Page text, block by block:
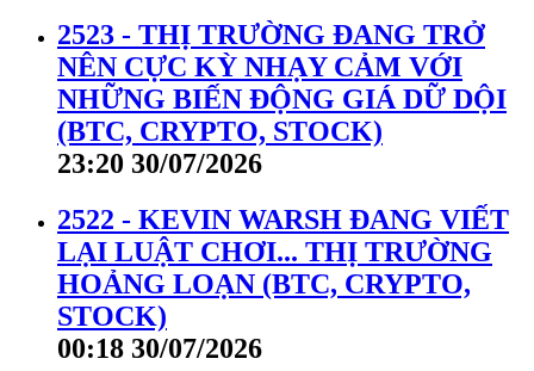
2523 - THỊ TRƯỜNG ĐANG TRỞ
NÊN CỰC KỲ NHẠY CẢM VỚI
NHỮNG BIẾN ĐỘNG GIÁ DỮ DỘI
(BTC, CRYPTO, STOCK)
23:20 30/07/2026
2522 - KEVIN WARSH ĐANG VIẾT
LẠI LUẬT CHƠI... THỊ TRƯỜNG
HOẢNG LOẠN (BTC, CRYPTO,
STOCK)
00:18 30/07/2026